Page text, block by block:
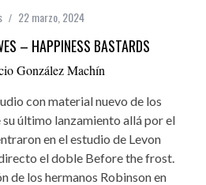
22 marzo, 2024
– HAPPINESS BASTARDS
González Machín
con material nuevo de los
último lanzamiento allá por el
en el estudio de Levon
el doble Before the frost.
de los hermanos Robinson en